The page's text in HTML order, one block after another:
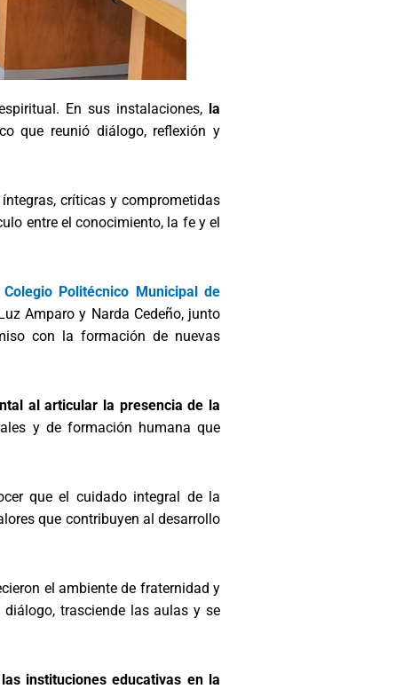
En sus instalaciones, la
que reunió diálogo, reflexión y
críticas y comprometidas
entre el conocimiento, la fe y el
Colegio Politécnico Municipal de
Amparo y Narda Cedeño, junto
con la formación de nuevas
al articular la presencia de la
y de formación humana que
que el cuidado integral de la
que contribuyen al desarrollo
el ambiente de fraternidad y
trasciende las aulas y se
instituciones educativas en la